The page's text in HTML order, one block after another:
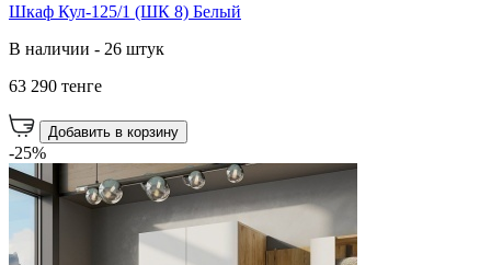
Шкаф Кул-125/1 (ШК 8) Белый
В наличии - 26 штук
63 290 тенге
Добавить в корзину
-25%